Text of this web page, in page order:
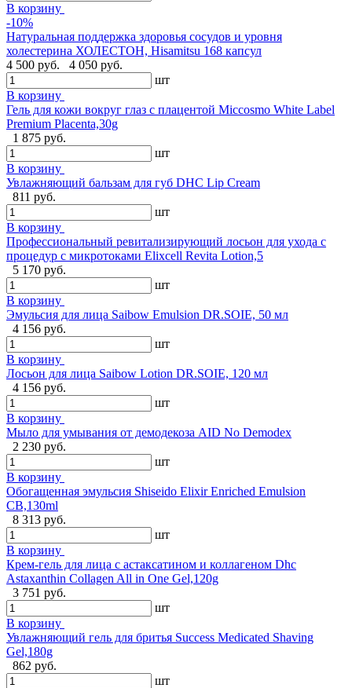
В корзину
-10%
Натуральная поддержка здоровья сосудов и уровня
холестерина ХОЛЕСТОН, Hisamitsu 168 капсул
4 500 руб.
4 050 руб.
шт
В корзину
Гель для кожи вокруг глаз с плацентой Miccosmo White Label
Premium Placenta,30g
1 875 руб.
шт
В корзину
Увлажняющий бальзам для губ DHC Lip Cream
811 руб.
шт
В корзину
Профессиональный ревитализирующий лосьон для ухода с
процедур с микротоками Elixcell Revita Lotion,5
5 170 руб.
шт
В корзину
Эмульсия для лица Saibow Emulsion DR.SOIE, 50 мл
4 156 руб.
шт
В корзину
Лосьон для лица Saibow Lotion DR.SOIE, 120 мл
4 156 руб.
шт
В корзину
Мыло для умывания от демодекоза AID No Demodex
2 230 руб.
шт
В корзину
Обогащенная эмульсия Shiseido Elixir Enriched Emulsion
CB,130ml
8 313 руб.
шт
В корзину
Крем-гель для лица с астаксатином и коллагеном Dhc
Astaxanthin Collagen All in One Gel,120g
3 751 руб.
шт
В корзину
Увлажняющий гель для бритья Success Medicated Shaving
Gel,180g
862 руб.
шт